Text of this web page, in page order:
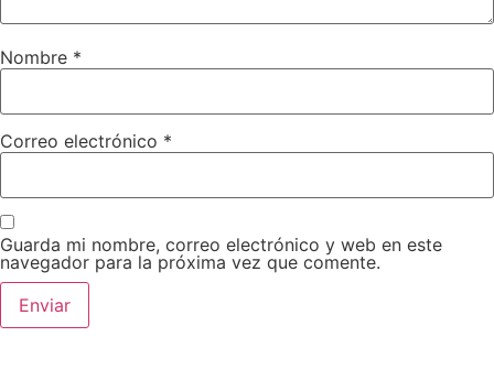
Nombre *
Correo electrónico *
Guarda mi nombre, correo electrónico y web en este
navegador para la próxima vez que comente.